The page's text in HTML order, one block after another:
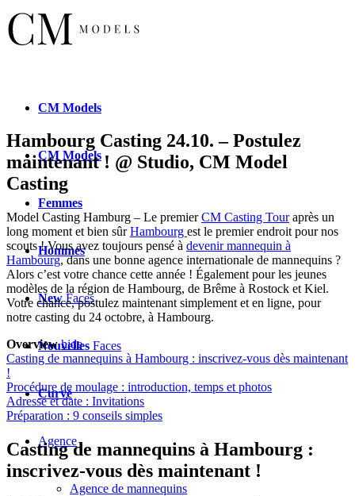
CM Models
CM Models
Femmes
Hommes
NewFaces
Nouvelles Faces
Curvé
Agence
Agence de mannequins
Hambourg Casting 24.10. – Postulez
maintenant ! @ Studio, CM Model
Casting
Model Casting Hamburg – Le premierCM Casting Touraprès un
long moment et bien sûrHambourg est le premier endroit pour nos
scouts ! Vous avez toujours pensé à devenir mannequin à
Hambourg, dans une bonne agence internationale de mannequins ?
Alors c’est votre chance cette année ! Également pour les jeunes
modèles de la région de Hambourg, de Brême à Rostock et Kiel.
Votre chance, postulez maintenant simplement et en ligne, pour
notre casting du 24 octobre, à Hambourg.
Overview hide
Casting de mannequins à Hambourg : inscrivez-vous dès maintenant
!
Procédure de moulage : introduction, temps et photos
Adresse et date : Invitations
Préparation : 9 conseils simples
Casting de mannequins à Hambourg :
inscrivez-vous dès maintenant !